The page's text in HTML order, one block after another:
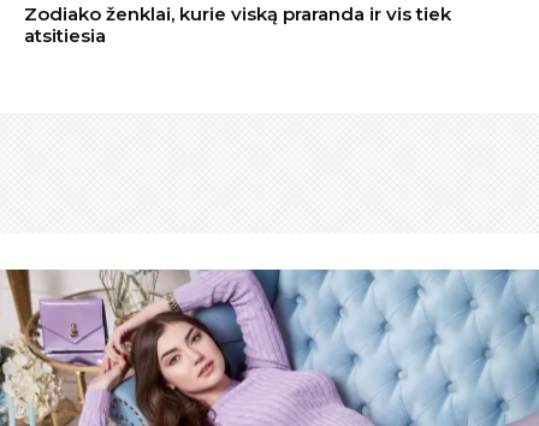
Zodiako ženklai, kurie viską praranda ir vis tiek
atsitiesia